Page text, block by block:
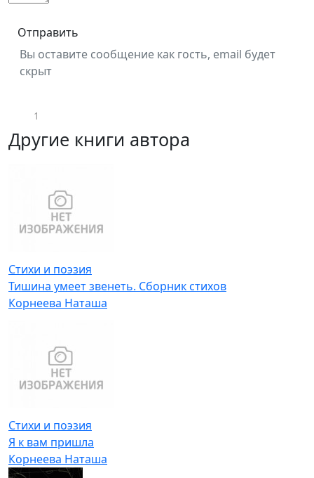
Отправить
Вы оставите сообщение как гость, email будет
скрыт
1
Другие книги автора
Стихи и поэзия
Тишина умеет звенеть. Сборник стихов
Корнеева Наташа
Стихи и поэзия
Я к вам пришла
Корнеева Наташа